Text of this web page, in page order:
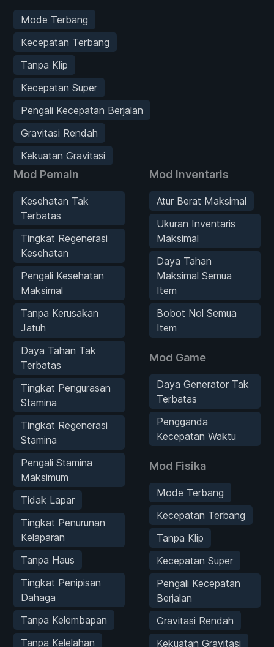
Mode Terbang
Kecepatan Terbang
Tanpa Klip
Kecepatan Super
Pengali Kecepatan Berjalan
Gravitasi Rendah
Kekuatan Gravitasi
Mod Pemain
Kesehatan Tak
Terbatas
Tingkat Regenerasi
Kesehatan
Pengali Kesehatan
Maksimal
Tanpa Kerusakan
Jatuh
Daya Tahan Tak
Terbatas
Tingkat Pengurasan
Stamina
Tingkat Regenerasi
Stamina
Pengali Stamina
Maksimum
Tidak Lapar
Tingkat Penurunan
Kelaparan
Tanpa Haus
Tingkat Penipisan
Dahaga
Tanpa Kelembapan
Tanpa Kelelahan
Mod Inventaris
Atur Berat Maksimal
Ukuran Inventaris
Maksimal
Daya Tahan
Maksimal Semua
Item
Bobot Nol Semua
Item
Mod Game
Daya Generator Tak
Terbatas
Pengganda
Kecepatan Waktu
Mod Fisika
Mode Terbang
Kecepatan Terbang
Tanpa Klip
Kecepatan Super
Pengali Kecepatan
Berjalan
Gravitasi Rendah
Kekuatan Gravitasi